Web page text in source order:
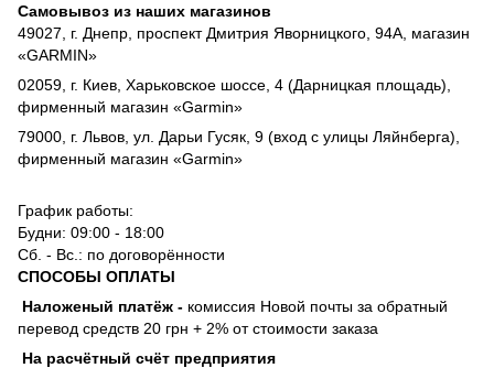
Самовывоз из наших магазинов
49027, г. Днепр, проспект Дмитрия Яворницкого, 94А, магазин
«GARMIN»
02059, г. Киев, Харьковское шоссе, 4 (Дарницкая площадь),
фирменный магазин «Garmin»
79000, г. Львов, ул. Дарьи Гусяк, 9 (вход с улицы Ляйнберга),
фирменный магазин «Garmin»
График работы:
Будни: 09:00 - 18:00
Сб. - Вс.: по договорённости
СПОСОБЫ ОПЛАТЫ
Наложеный платёж - комиссия Новой почты за обратный
перевод средств 20 грн + 2% от стоимости заказа
На расчётный счёт предприятия